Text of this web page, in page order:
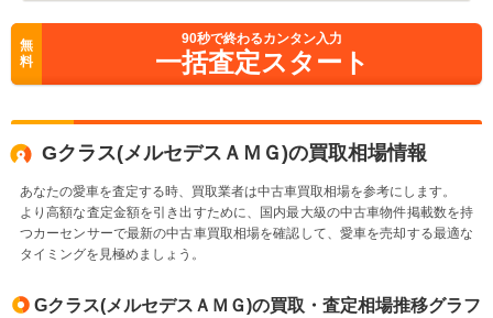
無
料
90秒で終わるカンタン入力
一括査定スタート
Gクラス(メルセデスＡＭＧ)の買取相場情報
あなたの愛車を査定する時、買取業者は中古車買取相場を参考にします。
より高額な査定金額を引き出すために、国内最大級の中古車物件掲載数を持
つカーセンサーで最新の中古車買取相場を確認して、愛車を売却する最適な
タイミングを見極めましょう。
Gクラス(メルセデスＡＭＧ)の買取・査定相場推移グラフ